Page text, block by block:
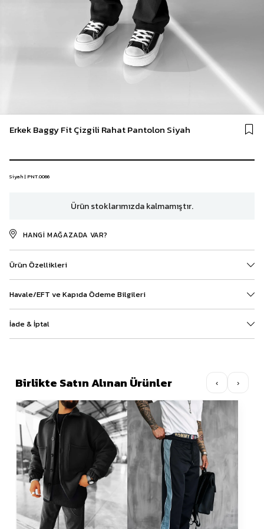
Erkek Baggy Fit Çizgili Rahat Pantolon Siyah
Siyah | PNT.0066
Ürün stoklarımızda kalmamıştır.
HANGI MAĞAZADA VAR?
Ürün Özellikleri
Havale/EFT ve Kapıda Ödeme Bilgileri
İade & İptal
Birlikte Satın Alınan Ürünler ‹ ›